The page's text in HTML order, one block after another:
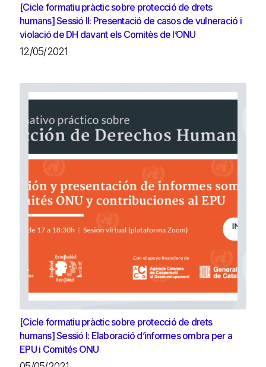
[Cicle formatiu pràctic sobre protecció de drets
humans] Sessió II: Presentació de casos de vulneració i
violació de DH davant els Comitès de l’ONU
12/05/2021
[Cicle formatiu pràctic sobre protecció de drets
humans] Sessió I: Elaboració d’informes ombra per a
EPU i Comités ONU